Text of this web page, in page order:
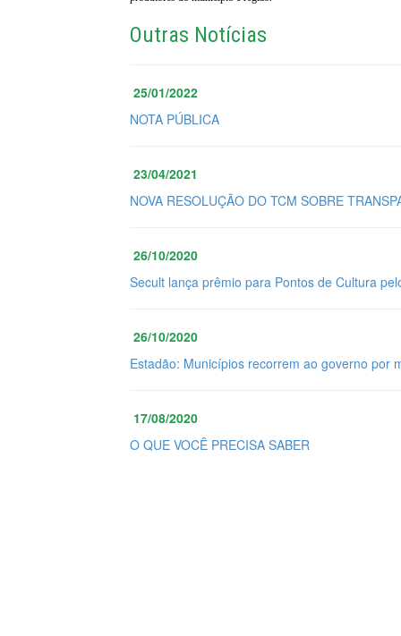
Outras Notícias
25/01/2022
NOTA PÚBLICA
23/04/2021
NOVA RESOLUÇÃO DO TCM SOBRE
26/10/2020
Secult lança prêmio para Pontos de Cultura
26/10/2020
Estadão: Municípios recorrem ao governo por
17/08/2020
O QUE VOCÊ PRECISA SABER